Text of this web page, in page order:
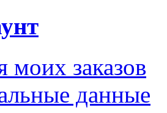
моих заказов
данные